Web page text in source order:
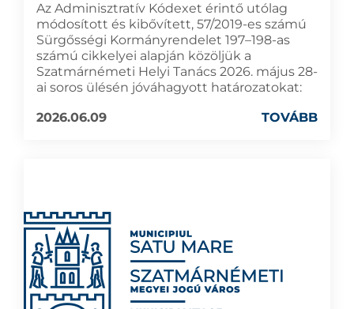
Az Adminisztratív Kódexet érintő utólag
módosított és kibővített, 57/2019-es számú
Sürgősségi Kormányrendelet 197–198-as
számú cikkelyei alapján közöljük a
Szatmárnémeti Helyi Tanács 2026. május 28-
ai soros ülésén jóváhagyott határozatokat:
2026.06.09
TOVÁBB